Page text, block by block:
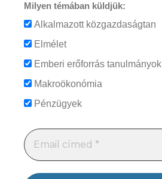
Milyen témában küldjük:
Alkalmazott közgazdaságtan
Elmélet
Emberi erőforrás tanulmányok
Makroökonómia
Pénzügyek